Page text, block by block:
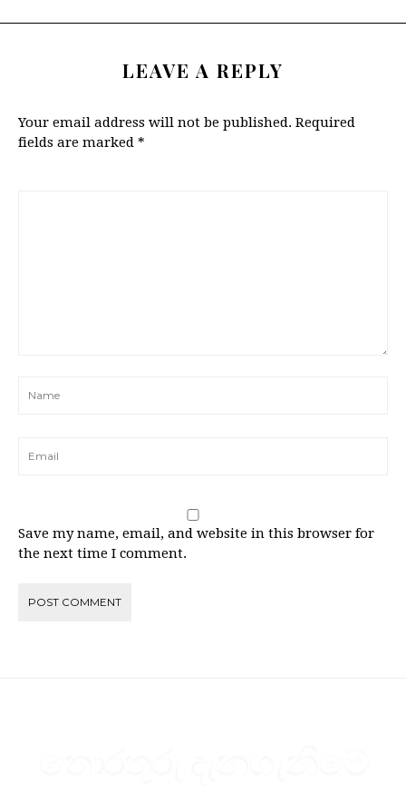
LEAVE A REPLY
Your email address will not be published. Required
fields are marked *
Save my name, email, and website in this browser for
the next time I comment.